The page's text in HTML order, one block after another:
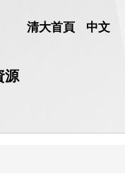
清大首頁 中文
源